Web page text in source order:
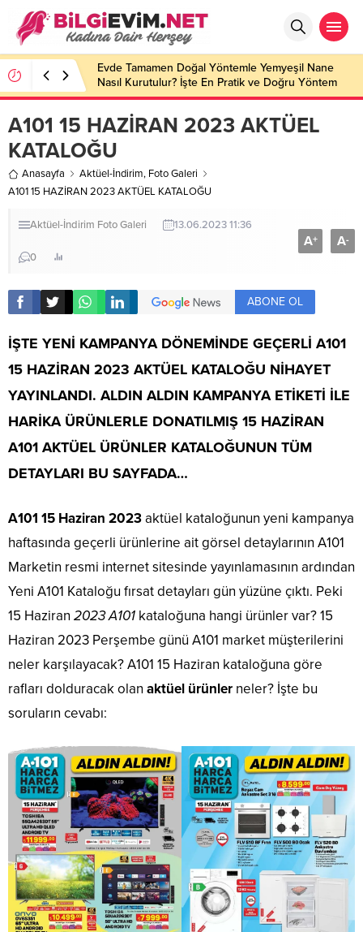
Evde Tamamen Doğal Yöntemle Yemyeşil Nane
Nasıl Kurutulur? İşte En Pratik ve Doğru Yöntem
A101 15 HAZİRAN 2023 AKTÜEL
KATALOĞU
Anasayfa Aktüel-İndirim, Foto Galeri
A101 15 HAZİRAN 2023 AKTÜEL KATALOĞU
Aktüel-İndirim Foto Galeri 13.06.2023 11:36
0
A+ A-
ABONE OL
İŞTE YENİ KAMPANYA DÖNEMİNDE GEÇERLİ A101
15 HAZİRAN 2023 AKTÜEL KATALOĞU NİHAYET
YAYINLANDI. ALDIN ALDIN KAMPANYA ETİKETİ İLE
HARİKA ÜRÜNLERLE DONATILMIŞ 15 HAZİRAN
A101 AKTÜEL ÜRÜNLER KATALOĞUNUN TÜM
DETAYLARI BU SAYFADA…
A101 15 Haziran 2023aktüel kataloğunun yeni kampanya
haftasında geçerli ürünlerine ait görsel detaylarının A101
Marketin resmi internet sitesinde yayınlamasının ardından
Yeni A101 Kataloğu fırsat detayları gün yüzüne çıktı. Peki
15 Haziran 2023 A101 kataloğuna hangi ürünler var? 15
Haziran 2023 Perşembe günü A101 market müşterilerini
neler karşılayacak? A101 15 Haziran kataloğuna göre
rafları dolduracak olan aktüel ürünler neler? İşte bu
soruların cevabı: